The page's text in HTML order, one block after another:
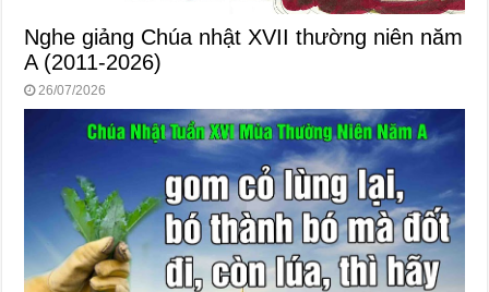
Nghe giảng Chúa nhật XVII thường niên năm
A (2011-2026)
26/07/2026